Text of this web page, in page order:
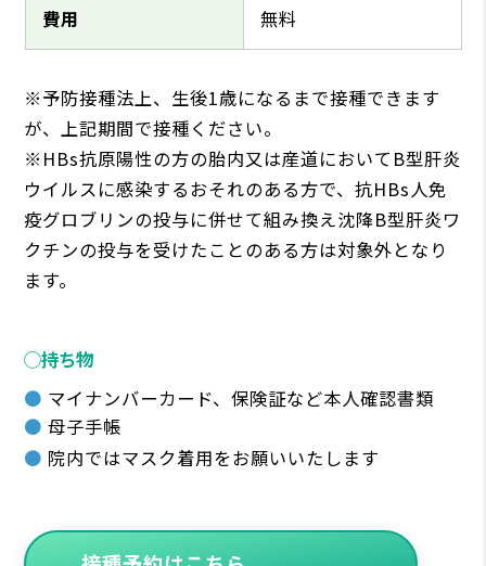
費用 無料
※予防接種法上、生後1歳になるまで接種できます
が、上記期間で接種ください。
※HBs抗原陽性の方の胎内又は産道においてB型肝炎
ウイルスに感染するおそれのある方で、抗HBs人免
疫グロブリンの投与に併せて組み換え沈降B型肝炎ワ
クチンの投与を受けたことのある方は対象外となり
ます。
◯持ち物
マイナンバーカード、保険証など本人確認書類
母子手帳
院内ではマスク着用をお願いいたします